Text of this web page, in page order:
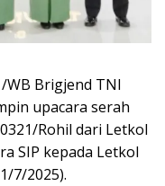
WB Brigjend TNI
upacara serah
Rohil dari Letkol
SIP kepada Letkol
7/2025).